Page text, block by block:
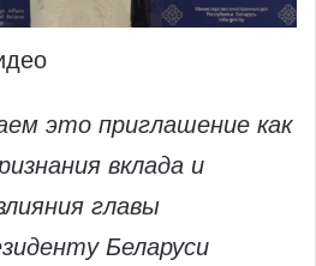
это приглашение как
вклада и
главы
Беларуси